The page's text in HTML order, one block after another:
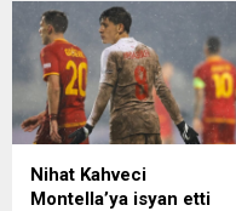
öğrenildi.
Nihat Kahveci
Montella’ya isyan etti